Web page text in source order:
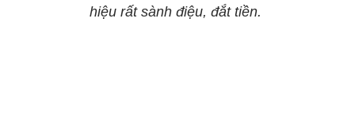
hiệu rất sành điệu, đắt tiền.